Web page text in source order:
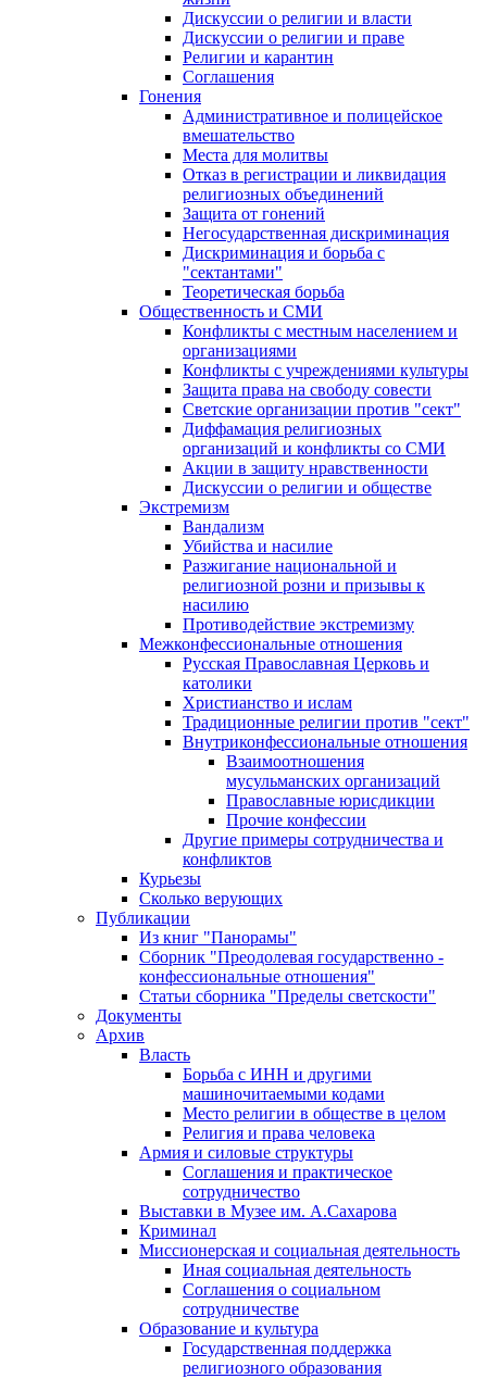
Дискуссии о религии и власти
Дискуссии о религии и праве
Религии и карантин
Соглашения
Гонения
Административное и полицейское
вмешательство
Места для молитвы
Отказ в регистрации и ликвидация
религиозных объединений
Защита от гонений
Негосударственная дискриминация
Дискриминация и борьба с
"сектантами"
Теоретическая борьба
Общественность и СМИ
Конфликты с местным населением и
организациями
Конфликты с учреждениями культуры
Защита права на свободу совести
Светские организации против "сект"
Диффамация религиозных
организаций и конфликты со СМИ
Акции в защиту нравственности
Дискуссии о религии и обществе
Экстремизм
Вандализм
Убийства и насилие
Разжигание национальной и
религиозной розни и призывы к
насилию
Противодействие экстремизму
Межконфессиональные отношения
Русская Православная Церковь и
католики
Христианство и ислам
Традиционные религии против "сект"
Внутриконфессиональные отношения
Взаимоотношения
мусульманских организаций
Православные юрисдикции
Прочие конфессии
Другие примеры сотрудничества и
конфликтов
Курьезы
Сколько верующих
Публикации
Из книг "Панорамы"
Сборник "Преодолевая государственно -
конфессиональные отношения"
Статьи сборника "Пределы светскости"
Документы
Архив
Власть
Борьба с ИНН и другими
машиночитаемыми кодами
Место религии в обществе в целом
Религия и права человека
Армия и силовые структуры
Соглашения и практическое
сотрудничество
Выставки в Музее им. А.Сахарова
Криминал
Миссионерская и социальная деятельность
Иная социальная деятельность
Соглашения о социальном
сотрудничестве
Образование и культура
Государственная поддержка
религиозного образования